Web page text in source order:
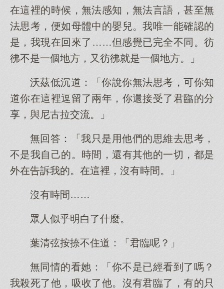
在這裡的時候，無法感知，無法言語，甚至無
法思考，便如母體中的嬰兒。我唯一能確認的
是，我現在回來了……但感覺已完全不同。彷
彿不是一個地方，又彷彿就是一個地方。」
沃茲低沉道：「你說你無法思考，可你知
道你在這裡逗留了兩年，你還接受了君臨的分
享，與尼古拉交流。」
無回答：「我只是用他們的思維去思考，
不是我自己的。時間，還有其他的一切，都是
外在告訴我的。在這裡，沒有時間。」
沒有時間……
眾人似乎明白了什麼。
葉清弦按捺不住道：「君臨呢？」
無同情的看她：「你不是已經看到了嗎？
我殺死了他，吸收了他。沒有君臨了，有的只